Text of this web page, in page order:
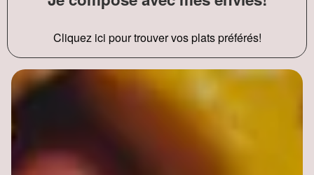
Cliquez ici pour trouver vos plats préférés!